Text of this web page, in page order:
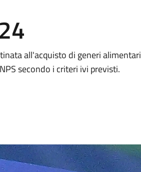
all'acquisto di generi alimentari
secondo i criteri ivi previsti.